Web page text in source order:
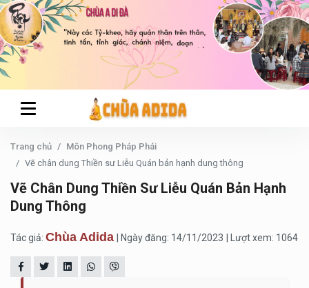
Trang chủ
Môn Phong Pháp Phái
Vẽ chân dung Thiền sư Liễu Quán bản hạnh dung thông
Vẽ Chân Dung Thiền Sư Liễu Quán Bản Hạnh
Dung Thông
Tác giả: Chùa Adida | Ngày đăng: 14/11/2023 | Lượt xem: 1064